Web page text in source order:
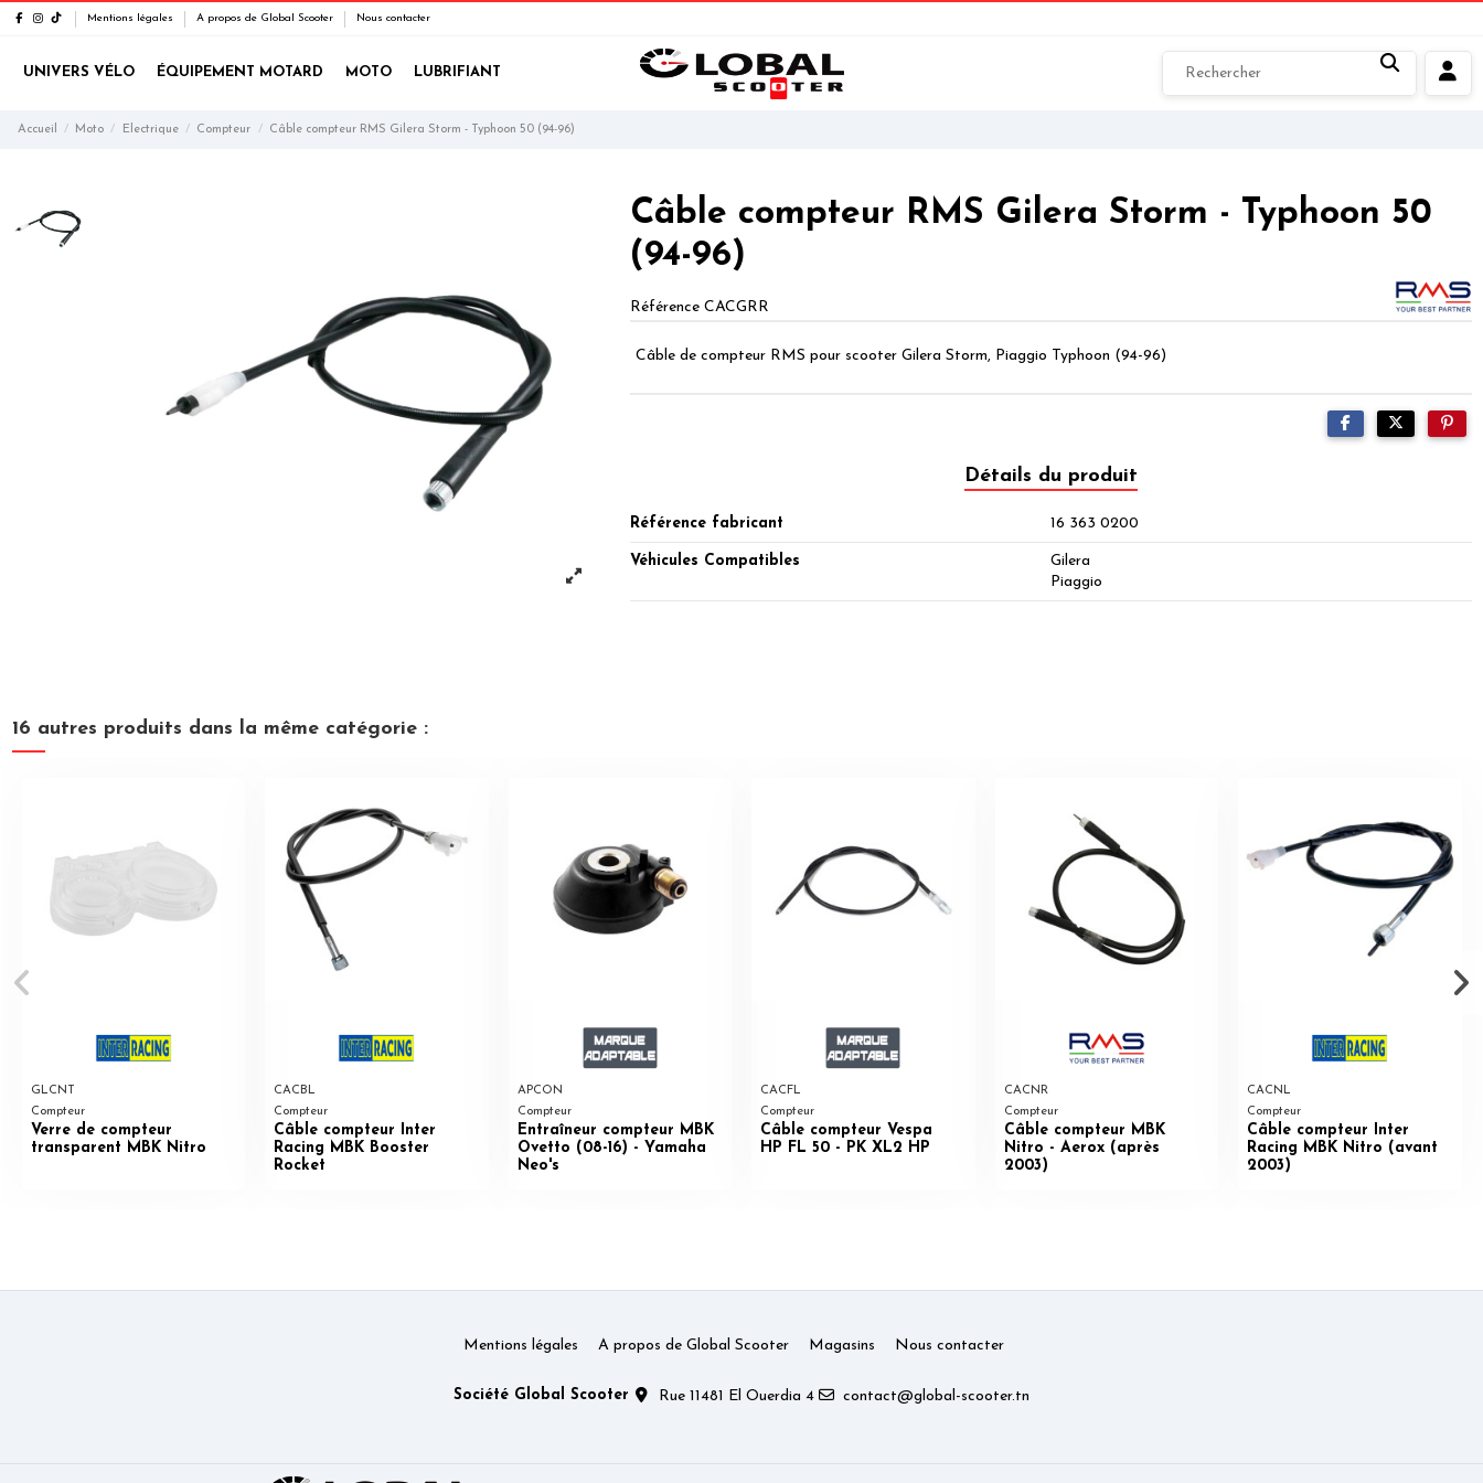
Mentions légales A propos de Global Scooter Nous contacter
UNIVERS VÉLO ÉQUIPEMENT MOTARD MOTO LUBRIFIANT
Accueil Moto Electrique Compteur Câble compteur RMS Gilera Storm - Typhoon 50 (94-96)
Câble compteur RMS Gilera Storm - Typhoon 50
(94-96)
Référence CACGRR
Câble de compteur RMS pour scooter Gilera Storm, Piaggio Typhoon (94-96)
Détails du produit
Référence fabricant 16 363 0200
Véhicules Compatibles
Gilera
Piaggio
16 autres produits dans la même catégorie :
GLCNT
Compteur
Verre de compteur
transparent MBK Nitro
CACBL
Compteur
Câble compteur Inter
Racing MBK Booster
Rocket
APCON
Compteur
Entraîneur compteur MBK
Ovetto (08-16) - Yamaha
Neo's
CACFL
Compteur
Câble compteur Vespa
HP FL 50 - PK XL2 HP
CACNR
Compteur
Câble compteur MBK
Nitro - Aerox (après
2003)
CACNL
Compteur
Câble compteur Inter
Racing MBK Nitro (avant
2003)
Mentions légales A propos de Global Scooter Magasins Nous contacter
Société Global Scooter Rue 11481 El Ouerdia 4 contact@global-scooter.tn